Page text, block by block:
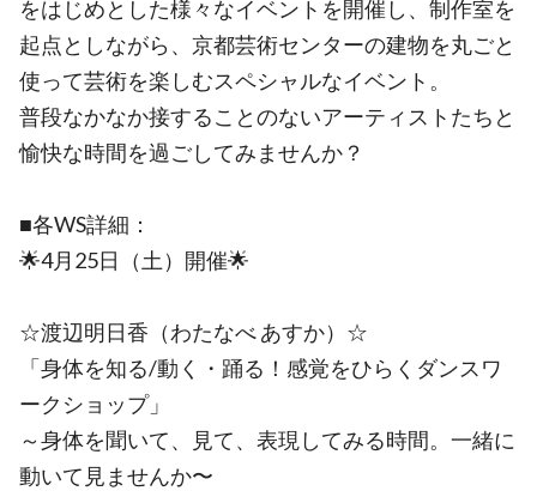
をはじめとした様々なイベントを開催し、制作室を
起点としながら、京都芸術センターの建物を丸ごと
使って芸術を楽しむスペシャルなイベント。
普段なかなか接することのないアーティストたちと
愉快な時間を過ごしてみませんか？
■各WS詳細：
🌟4月25日（土）開催🌟
☆渡辺明日香（わたなべ あすか）☆
「身体を知る/動く・踊る！感覚をひらくダンスワ
ークショップ」
～身体を聞いて、見て、表現してみる時間。一緒に
動いて見ませんか〜